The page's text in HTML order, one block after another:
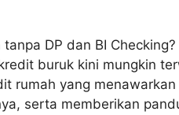
DP dan BI
buruk kini mungkin
rumah yang
serta memberikan